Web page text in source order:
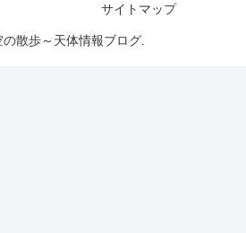
サイトマップ
散歩～天体情報ブログ.